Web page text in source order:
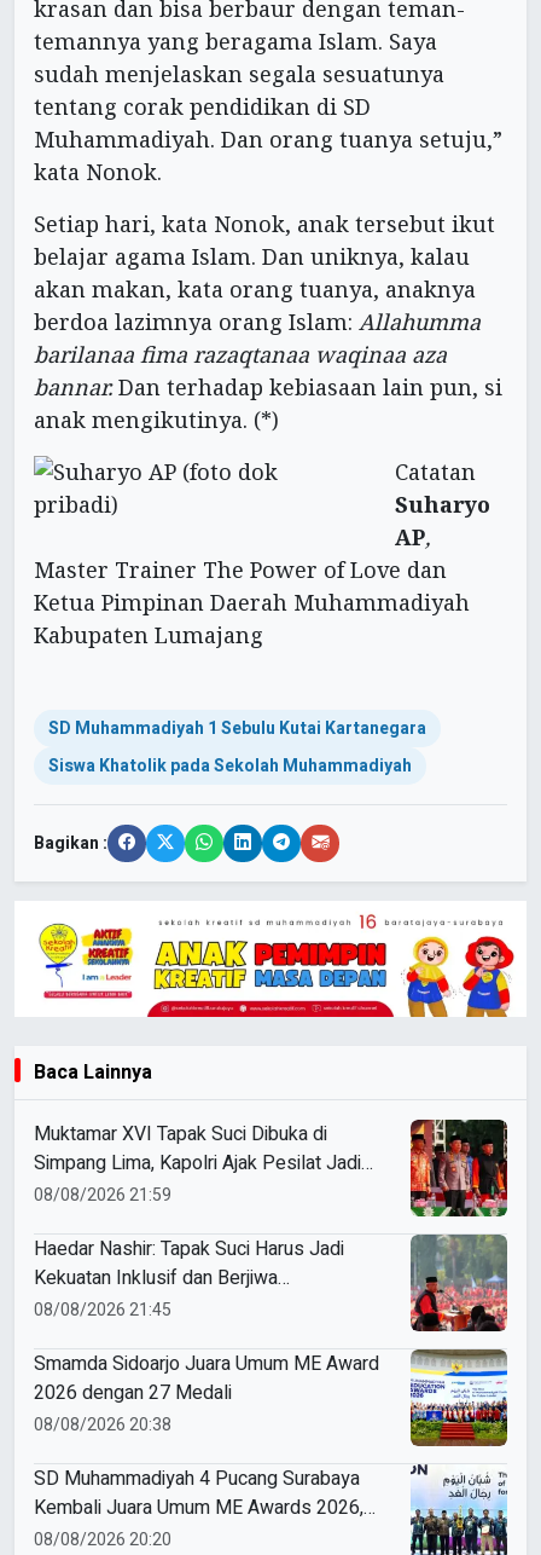
krasan dan bisa berbaur dengan teman-
temannya yang beragama Islam. Saya
sudah menjelaskan segala sesuatunya
tentang corak pendidikan di SD
Muhammadiyah. Dan orang tuanya setuju,”
kata Nonok.
Setiap hari, kata Nonok, anak tersebut ikut
belajar agama Islam. Dan uniknya, kalau
akan makan, kata orang tuanya, anaknya
berdoa lazimnya orang Islam: Allahumma
barilanaa fima razaqtanaa waqinaa aza
bannar.Dan terhadap kebiasaan lain pun, si
anak mengikutinya. (*)
Catatan
Suharyo
AP,
Master Trainer The Power of Love dan
Ketua Pimpinan Daerah Muhammadiyah
Kabupaten Lumajang
SD Muhammadiyah 1 Sebulu Kutai Kartanegara
Siswa Khatolik pada Sekolah Muhammadiyah
Bagikan :
Baca Lainnya
Muktamar XVI Tapak Suci Dibuka di
Simpang Lima, Kapolri Ajak Pesilat Jadi
Cooling System
08/08/2026 21:59
Haedar Nashir: Tapak Suci Harus Jadi
Kekuatan Inklusif dan Berjiwa
Kenegarawanan
08/08/2026 21:45
Smamda Sidoarjo Juara Umum ME Award
2026 dengan 27 Medali
08/08/2026 20:38
SD Muhammadiyah 4 Pucang Surabaya
Kembali Juara Umum ME Awards 2026,
Borong 31 Medali
08/08/2026 20:20